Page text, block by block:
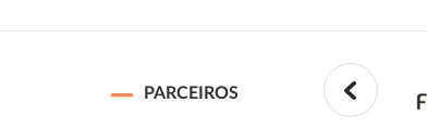
PARCEIROS